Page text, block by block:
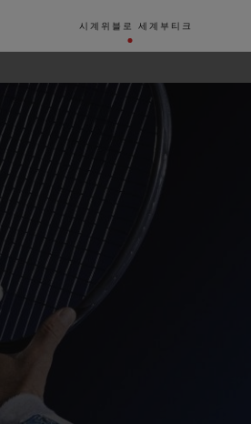
시계 위블로 세계 부티크